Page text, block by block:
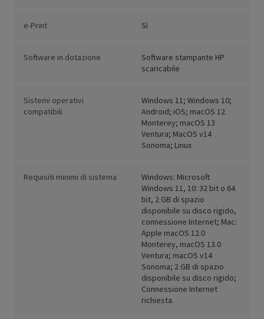
e-Print Sì
Software in dotazione
Software stampante HP
scaricabile
Sistemi operativi
compatibili
Windows 11; Windows 10;
Android; iOS; macOS 12
Monterey; macOS 13
Ventura; MacOS v14
Sonoma; Linux
Requisiti minimi di sistema
Windows: Microsoft
Windows 11, 10: 32 bit o 64
bit, 2 GB di spazio
disponibile su disco rigido,
connessione Internet; Mac:
Apple macOS 12.0
Monterey, macOS 13.0
Ventura; macOS v14
Sonoma; 2 GB di spazio
disponibile su disco rigido;
Connessione Internet
richiesta.